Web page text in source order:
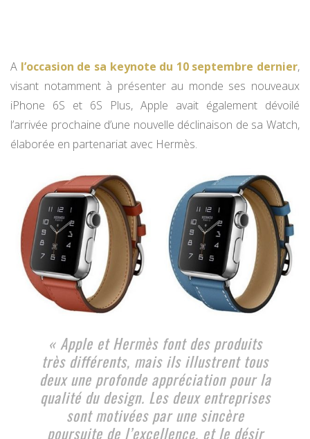
A l’occasion de sa keynote du 10 septembre dernier,
visant notamment à présenter au monde ses nouveaux
iPhone 6S et 6S Plus, Apple avait également dévoilé
l’arrivée prochaine d’une nouvelle déclinaison de sa Watch,
élaborée en partenariat avec Hermès.
« Apple et Hermès font des produits
très différents, mais ils illustrent tous
deux une profonde appréciation pour la
qualité du design. Les deux entreprises
sont motivées par une sincère
poursuite de l’excellence, et le désir